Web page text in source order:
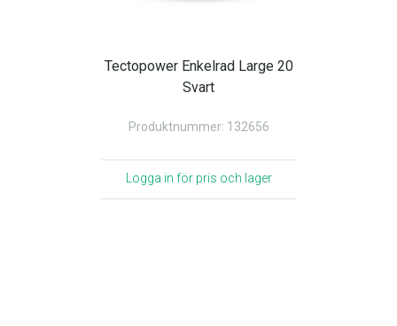
Tectopower Enkelrad Large 20
Svart
Produktnummer: 132656
Logga in för pris och lager